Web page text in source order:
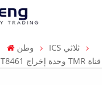
وطن
ICS ثلاثي